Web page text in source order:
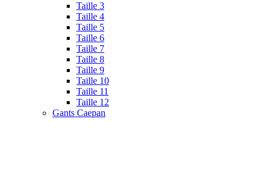
Taille 3
Taille 4
Taille 5
Taille 6
Taille 7
Taille 8
Taille 9
Taille 10
Taille 11
Taille 12
Gants Caepan